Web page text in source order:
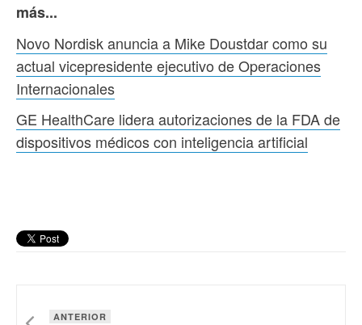
más...
Novo Nordisk anuncia a Mike Doustdar como su
actual vicepresidente ejecutivo de Operaciones
Internacionales
GE HealthCare lidera autorizaciones de la FDA de
dispositivos médicos con inteligencia artificial
ANTERIOR